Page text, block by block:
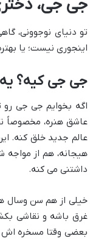
جی جی،
تو دنیای نوجوونی،
اینجوری نیست؛ یا
جی جی کیه؟
اگه بخوایم جی جی رو
عاشق هنره، مخصوصاً
عالم جدید خلق کنه.
هیجانه، هم از مواجه
داشتنی می کنه.
خیلی از هم سن وسال
غرق باشه و نقاشی
بعضی وقتا مسخره اش